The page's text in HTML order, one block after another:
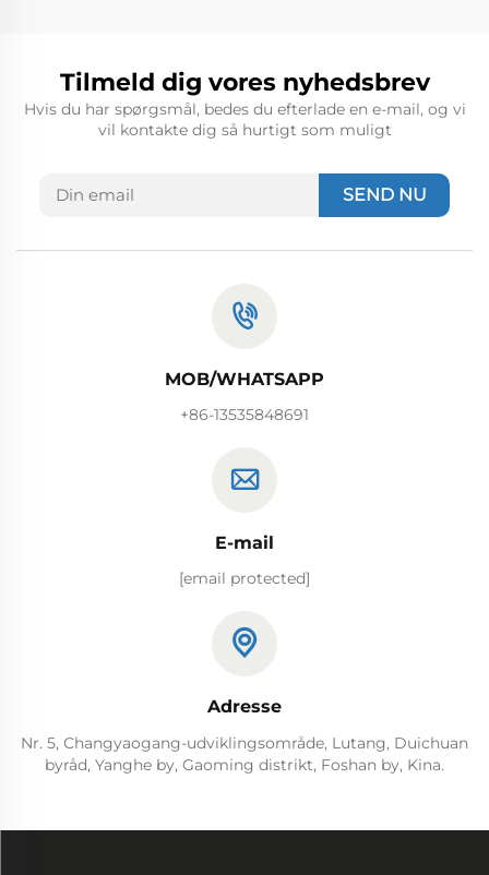
Tilmeld dig vores nyhedsbrev
Hvis du har spørgsmål, bedes du efterlade en e-mail, og vi
vil kontakte dig så hurtigt som muligt
SEND NU
MOB/WHATSAPP
+86-13535848691
E-mail
[email protected]
Adresse
Nr. 5, Changyaogang-udviklingsområde, Lutang, Duichuan
byråd, Yanghe by, Gaoming distrikt, Foshan by, Kina.